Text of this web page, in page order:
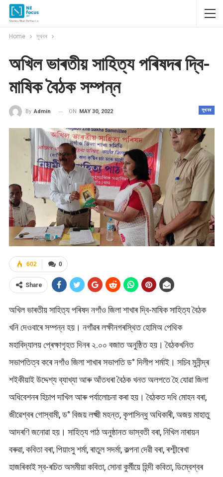
Home সুখবৰ
অখিল ভাৰতীয় সাহিত্য পৰিষদৰ দ্বি-
মাষিক বৈঠক সম্পন্ন
সুখবৰ
By Admin ON MAY 30, 2022
0
602
Share
অখিল ভাৰতীয় সাহিত্য পৰিষদ নগাঁও জিলা শাখাৰ দ্বি-মাষিক সাহিত্য বৈঠক
খনি দেওবাৰে সম্পন্ন হয়। নগাঁৱৰ লক্ষীনগৰস্থিত হোমিঅ পেথিক
মহাবিদ্যালয় প্ৰেক্ষাগৃহত দিনৰ ২.০০ বজাত অনুষ্ঠিত হয়। বৈঠকখনিত
সভাপতিত্ব কৰে নগাঁও জিলা শাখাৰ সভাপতি ড° দিলীপ শৰ্মাই। সচিব মুনীন্দ্ৰ
শইকীয়াই উদ্দেশ্য ব্যাখ্যা আৰু আঁতধৰা বৈঠক খনত অলপতে হৈ যোৱা জিলা
অধিবেশনৰ হিচাপ দাখিল আৰু পৰ্যালোচনা কৰা হয়। বৈঠকত দধি মোহন বৰা,
জীৱেশ্বৰ গোস্বামী, ড° বিজয় লক্ষ্মী মহন্ত, কৃপাসিন্ধু অধিকাৰী, অজয় মাহাতু
আদৰণি জনোৱা হয়। সাহিত্য পাঠ অনুষ্ঠানত ভাস্বতী বৰা, নিখিল নাৰায়ন
বৰুৱা, কবিতা বৰা, পিয়াংসু শৰ্মা, ৰাতুল সদৰ্মা, কল্পনা দেৱী বৰা, ৰশ্মীৰেখা
হাজৰিকাই স্ব-ৰচিত অসমীয়া কবিতা, সোনা কুৰ্মীয়ে হিন্দী কবিতা, ডিম্বেশ্বৰ